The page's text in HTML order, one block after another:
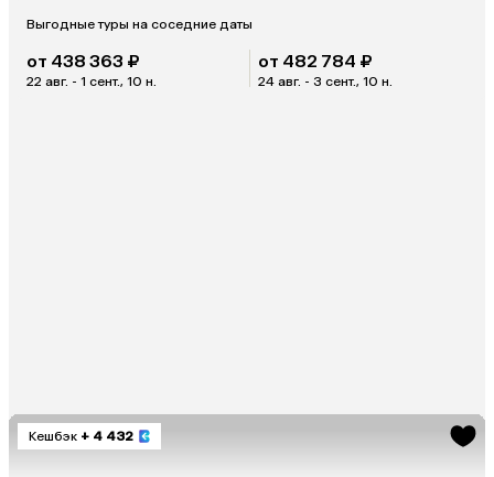
Выгодные туры на соседние даты
от 438 363 ₽
22 авг. - 1 сент., 10 н.
от 482 784 ₽
24 авг. - 3 сент., 10 н.
Кешбэк + 4 432